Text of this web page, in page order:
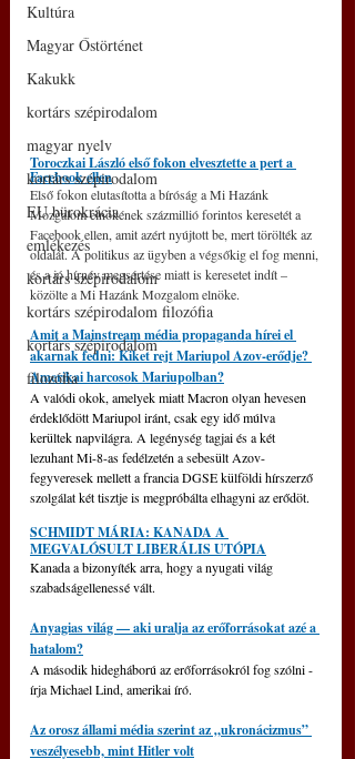
Kultúra
Magyar Őstörténet
Kakukk
kortárs szépirodalom
magyar nyelv
kortárs szépirodalom
EU bürokrácia
emlékezés
kortárs szépirodalom
kortárs szépirodalom filozófia
kortárs szépirodalom
filozófia
Toroczkai László első fokon elvesztette a pert a
Facebook ellen
Első fokon elutasította a bíróság a Mi Hazánk
Mozgalom elnökének százmillió forintos keresetét a
Facebook ellen, amit azért nyújtott be, mert törölték az
oldalát. A politikus az ügyben a végsőkig el fog menni,
és a jó hírnév megsértése miatt is keresetet indít –
közölte a Mi Hazánk Mozgalom elnöke.
Amit a Mainstream média propaganda hírei el
akarnak fedni: Kiket rejt Mariupol Azov-erődje?
Amerikai harcosok Mariupolban?
A valódi okok, amelyek miatt Macron olyan hevesen
érdeklődött Mariupol iránt, csak egy idő múlva
kerültek napvilágra. A legénység tagjai és a két
lezuhant Mi-8-as fedélzetén a sebesült Azov-
fegyveresek mellett a francia DGSE külföldi hírszerző
szolgálat két tisztje is megpróbálta elhagyni az erődöt.
SCHMIDT MÁRIA: KANADA A
MEGVALÓSULT LIBERÁLIS UTÓPIA
Kanada a bizonyíték arra, hogy a nyugati világ
szabadságellenessé vált.
Anyagias világ — aki uralja az erőforrásokat azé a
hatalom?
A második hidegháború az erőforrásokról fog szólni -
írja Michael Lind, amerikai író.
Az orosz állami média szerint az „ukronácizmus”
veszélyesebb, mint Hitler volt